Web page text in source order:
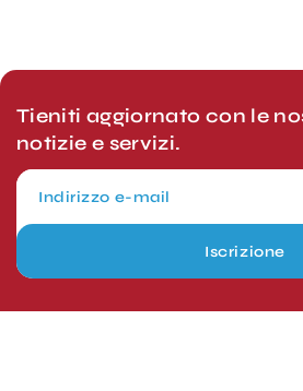
Tieniti aggiornato con le
notizie e servizi.
Iscrizione